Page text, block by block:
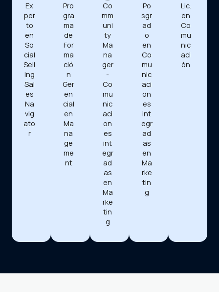
Ex
per
to
en
So
cial
Sell
ing
Sal
es
Na
vig
ato
r
Pro
gra
ma
de
For
ma
ció
n
Ger
en
cial
en
Ma
na
ge
me
nt
Co
mm
uni
ty
Ma
na
ger
-
Co
mu
nic
aci
on
es
int
egr
ad
as
en
Ma
rke
tin
g
Po
sgr
ad
o
en
Co
mu
nic
aci
on
es
int
egr
ad
as
en
Ma
rke
tin
g
Lic.
en
Co
mu
nic
aci
ón